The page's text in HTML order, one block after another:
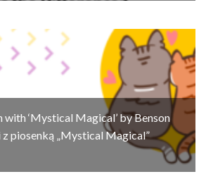
with ‘Mystical Magical’ by Benson
piosenką „Mystical Magical”